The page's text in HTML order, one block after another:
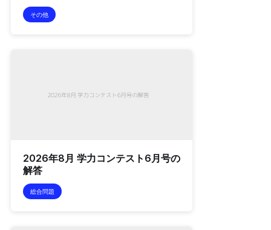
その他
2026年8月 学力コンテスト6月号の
解答
総合問題